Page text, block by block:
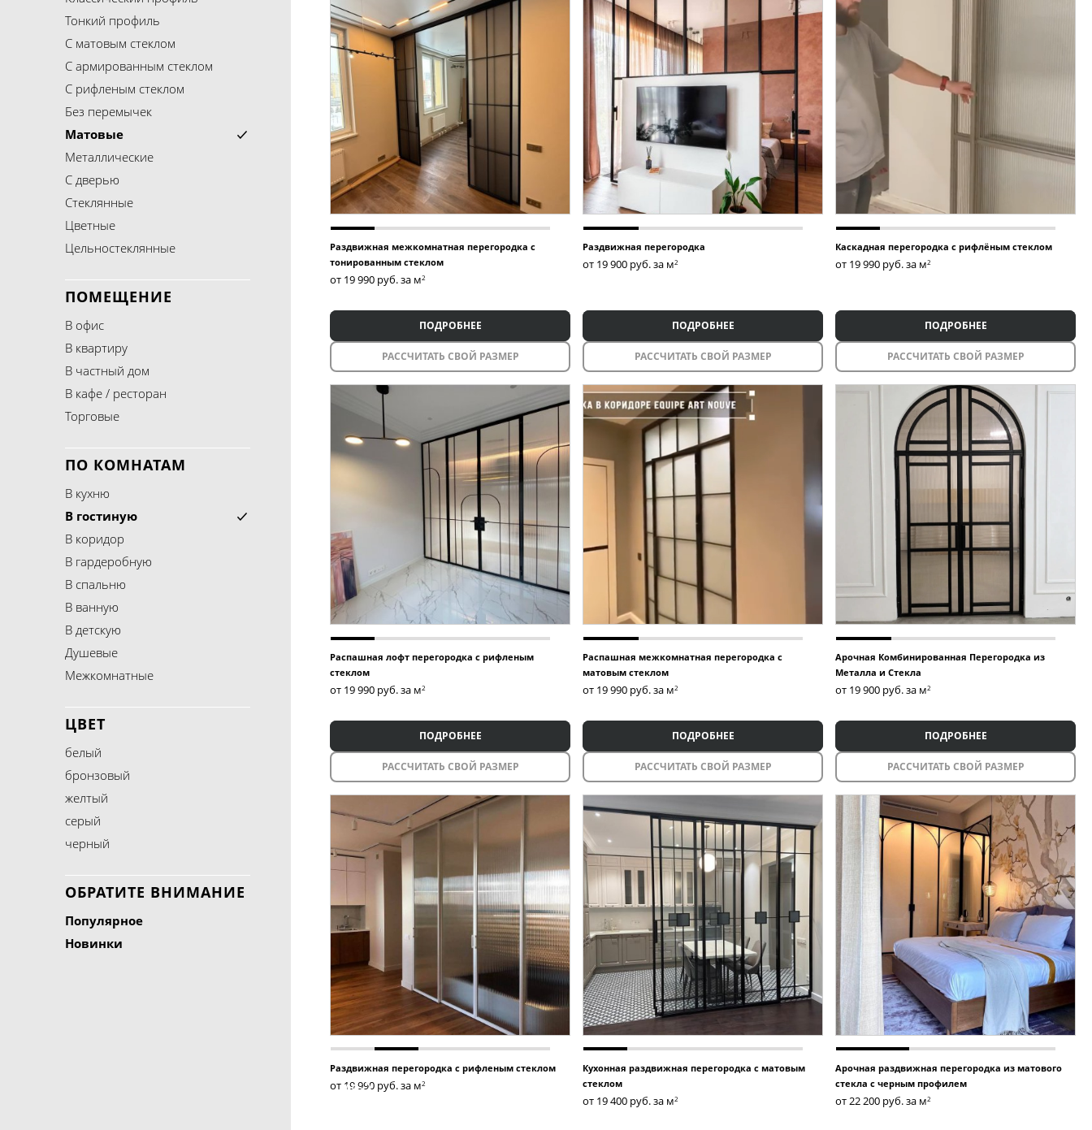
Межкомнатные перегородки
Тонкий профиль
С матовым стеклом
С армированным стеклом
С рифленым стеклом
Без перемычек
Матовые
Металлические
С дверью
Стеклянные
Цветные
Цельностеклянные
ПОМЕЩЕНИЕ
В офис
В квартиру
В частный дом
В кафе / ресторан
Торговые
ПО КОМНАТАМ
В кухню
В гостиную
В коридор
В гардеробную
В спальню
В ванную
В детскую
Душевые
Межкомнатные
ЦВЕТ
белый
бронзовый
желтый
серый
черный
ОБРАТИТЕ ВНИМАНИЕ
Популярное
Новинки
Раздвижная межкомнатная перегородка с
тонированным стеклом
от 19 990 руб. за м2
ПОДРОБНЕЕ
РАССЧИТАТЬ СВОЙ РАЗМЕР
Раздвижная перегородка
от 19 900 руб. за м2
ПОДРОБНЕЕ
РАССЧИТАТЬ СВОЙ РАЗМЕР
Каскадная перегородка с рифлёным стеклом
от 19 990 руб. за м2
ПОДРОБНЕЕ
РАССЧИТАТЬ СВОЙ РАЗМЕР
Распашная лофт перегородка с рифленым
стеклом
от 19 990 руб. за м2
ПОДРОБНЕЕ
РАССЧИТАТЬ СВОЙ РАЗМЕР
Распашная межкомнатная перегородка с
матовым стеклом
от 19 990 руб. за м2
ПОДРОБНЕЕ
РАССЧИТАТЬ СВОЙ РАЗМЕР
Арочная Комбинированная Перегородка из
Металла и Стекла
от 19 900 руб. за м2
ПОДРОБНЕЕ
РАССЧИТАТЬ СВОЙ РАЗМЕР
Раздвижная перегородка с рифленым стеклом
от 19 990 руб. за м2
Кухонная раздвижная перегородка с матовым
стеклом
от 19 400 руб. за м2
Арочная раздвижная перегородка из матового
стекла с черным профилем
от 22 200 руб. за м2